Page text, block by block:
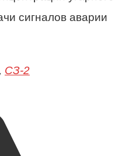
сигналов аварии
, СЗ-2